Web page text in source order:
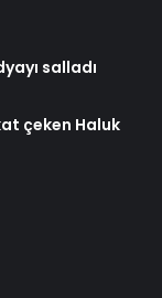
salladı
çeken Haluk